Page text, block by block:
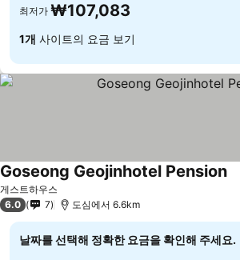
최저가 ₩107,083
1개 사이트의 요금 보기
게스트하우스
Goseong Geojinhotel Pension
6.0 7 도심에서 6.6km
날짜를 선택해 정확한 요금을 확인해 주세요.